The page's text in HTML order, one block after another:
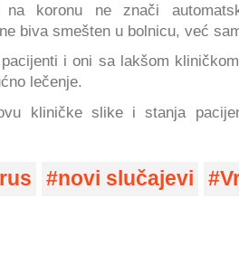
na koronu ne znači
biva smešten u bolnicu, već
i oni sa lakšom
lečenje.
kliničke slike i stanja
novi slučajevi